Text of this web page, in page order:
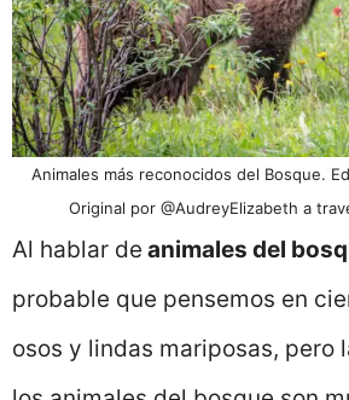
Animales más reconocidos del Bosque.
Original por @AudreyElizabeth a
Al hablar de animales del
probable que pensemos en
osos y lindas mariposas, pero